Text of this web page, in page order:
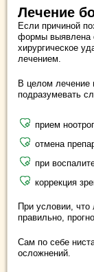
Лечение
Если причиной
формы выявлена
хирургическое
лечением.
В целом лечение
подразумевать
прием
отмена
при
коррекция
При условии, что
правильно,
Сам по себе
осложнений.